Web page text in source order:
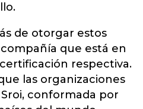
de otorgar estos
que está en
respectiva.
las organizaciones
conformada por